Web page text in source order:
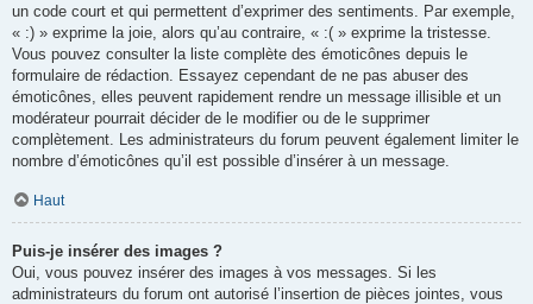
un code court et qui permettent d’exprimer des sentiments. Par exemple,
« :) » exprime la joie, alors qu’au contraire, « :( » exprime la tristesse.
Vous pouvez consulter la liste complète des émoticônes depuis le
formulaire de rédaction. Essayez cependant de ne pas abuser des
émoticônes, elles peuvent rapidement rendre un message illisible et un
modérateur pourrait décider de le modifier ou de le supprimer
complètement. Les administrateurs du forum peuvent également limiter le
nombre d’émoticônes qu’il est possible d’insérer à un message.
Haut
Puis-je insérer des images ?
Oui, vous pouvez insérer des images à vos messages. Si les
administrateurs du forum ont autorisé l’insertion de pièces jointes, vous